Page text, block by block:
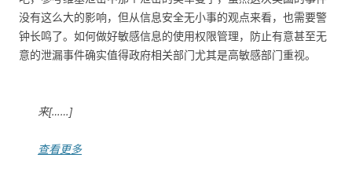
没有这么大的影响，但从信息安全无小事的观点来看，也需要警
钟长鸣了。如何做好敏感信息的使用权限管理，防止有意甚至无
意的泄漏事件确实值得政府相关部门尤其是高敏感部门重视。
来[……]
查看更多